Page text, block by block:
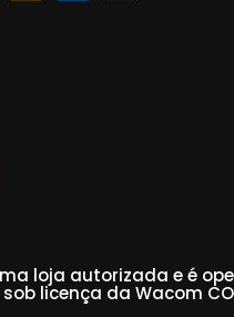
loja autorizada e é
sob licença da Wacom